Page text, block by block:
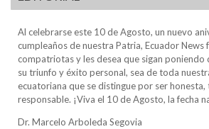
Al celebrarse este 10 de Agosto, un nuevo
cumpleaños de nuestra Patria, Ecuador News
compatriotas y les desea que sigan poniendo
su triunfo y éxito personal, sea de toda
ecuatoriana que se distingue por ser
responsable. ¡Viva el 10 de Agosto, la fecha
Dr. Marcelo Arboleda Segovia